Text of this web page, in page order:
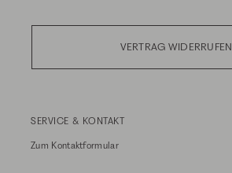
VERTRAG WIDERRUFEN
SERVICE & KONTAKT
Zum Kontaktformular